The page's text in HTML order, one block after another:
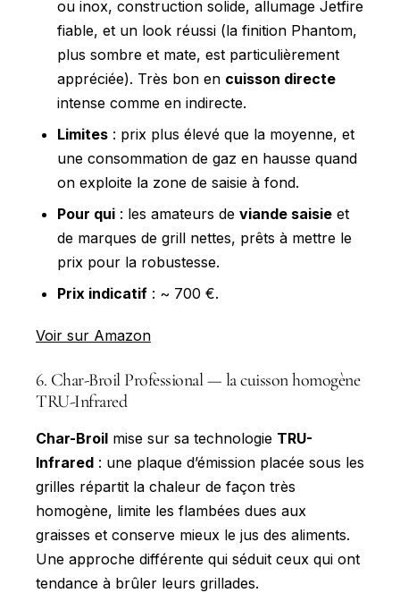
ou inox, construction solide, allumage Jetfire
fiable, et un look réussi (la finition Phantom,
plus sombre et mate, est particulièrement
appréciée). Très bon en cuisson directe
intense comme en indirecte.
Limites : prix plus élevé que la moyenne, et
une consommation de gaz en hausse quand
on exploite la zone de saisie à fond.
Pour qui : les amateurs de viande saisie et
de marques de grill nettes, prêts à mettre le
prix pour la robustesse.
Prix indicatif : ~ 700 €.
Voir sur Amazon
6. Char-Broil Professional — la cuisson homogène
TRU-Infrared
Char-Broil mise sur sa technologie TRU-
Infrared : une plaque d’émission placée sous les
grilles répartit la chaleur de façon très
homogène, limite les flambées dues aux
graisses et conserve mieux le jus des aliments.
Une approche différente qui séduit ceux qui ont
tendance à brûler leurs grillades.